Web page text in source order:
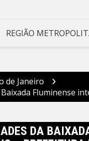
REGIÃO
de Janeiro
Fluminense
DA